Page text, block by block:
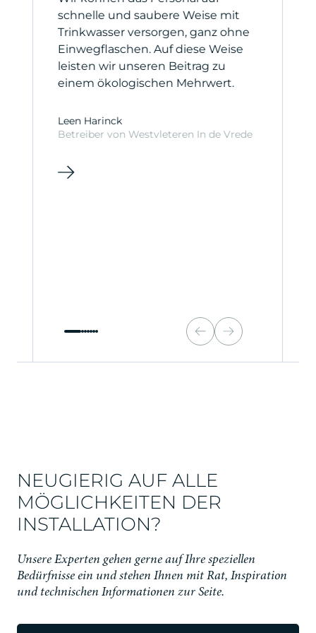
Nutzungsanforderungen passt.
schnelle und saubere Weise mit
Trinkwasser versorgen, ganz ohne
Einwegflaschen. Auf diese Weise
leisten wir unseren Beitrag zu
einem ökologischen Mehrwert.
Leen Harinck
Betreiber von Westvleteren In de Vrede
NEUGIERIG AUF ALLE
MÖGLICHKEITEN DER
INSTALLATION?
Unsere Experten gehen gerne auf Ihre speziellen
Bedürfnisse ein und stehen Ihnen mit Rat, Inspiration
und technischen Informationen zur Seite.